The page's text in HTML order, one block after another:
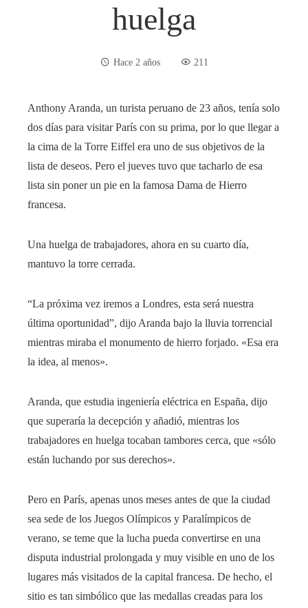
huelga
Hace 2 años 211
Anthony Aranda, un turista peruano de 23 años, tenía solo
dos días para visitar París con su prima, por lo que llegar a
la cima de la Torre Eiffel era uno de sus objetivos de la
lista de deseos. Pero el jueves tuvo que tacharlo de esa
lista sin poner un pie en la famosa Dama de Hierro
francesa.
Una huelga de trabajadores, ahora en su cuarto día,
mantuvo la torre cerrada.
“La próxima vez iremos a Londres, esta será nuestra
última oportunidad”, dijo Aranda bajo la lluvia torrencial
mientras miraba el monumento de hierro forjado. «Esa era
la idea, al menos».
Aranda, que estudia ingeniería eléctrica en España, dijo
que superaría la decepción y añadió, mientras los
trabajadores en huelga tocaban tambores cerca, que «sólo
están luchando por sus derechos».
Pero en París, apenas unos meses antes de que la ciudad
sea sede de los Juegos Olímpicos y Paralímpicos de
verano, se teme que la lucha pueda convertirse en una
disputa industrial prolongada y muy visible en uno de los
lugares más visitados de la capital francesa. De hecho, el
sitio es tan simbólico que las medallas creadas para los